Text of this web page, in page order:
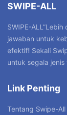
SWIPE-ALL
SWIPE-
jawaban untuk
efektif! Sekali
untuk segala jenis
Link Penting
Tentang Swipe-All